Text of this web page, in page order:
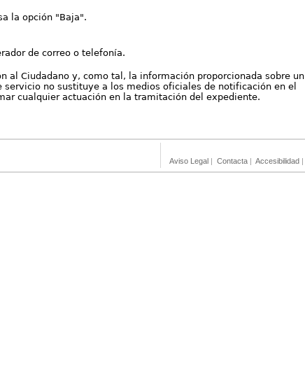
la opción "Baja".
de correo o telefonía.
Ciudadano y, como tal, la información proporcionada sobre un
no sustituye a los medios oficiales de notificación en el
cualquier actuación en la tramitación del expediente.
Aviso Legal | Contacta | Accesibilidad |